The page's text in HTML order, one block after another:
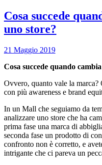
Cosa succede
uno store?
21 Maggio 2019
Cosa succede quando
Ovvero, quanto vale la
con più awareness e brand
In un Mall che seguiamo da
analizzare uno store che ha
prima fase una marca di
seconda fase un prodotto di
confronto non è corretto, e
intrigante che ci pareva un